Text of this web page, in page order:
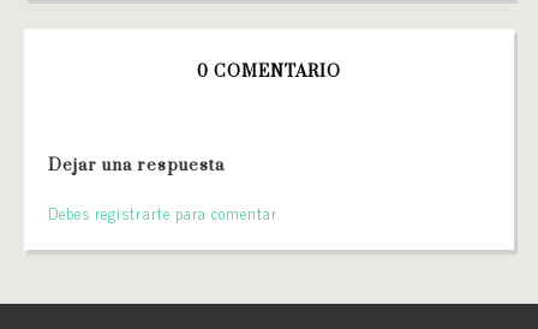
0 COMENTARIO
Dejar una respuesta
Debes registrarte para comentar.